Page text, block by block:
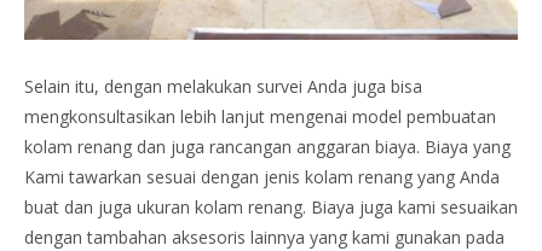
Selain itu, dengan melakukan survei Anda juga bisa
mengkonsultasikan lebih lanjut mengenai model pembuatan
kolam renang dan juga rancangan anggaran biaya. Biaya yang
Kami tawarkan sesuai dengan jenis kolam renang yang Anda
buat dan juga ukuran kolam renang. Biaya juga kami sesuaikan
dengan tambahan aksesoris lainnya yang kami gunakan pada